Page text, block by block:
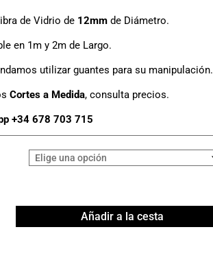
de Vidrio de 12mmde Diámetro.
en 1m y 2m de Largo.
utilizar guantes para su manipulación.
Cortes a Medida, consulta precios.
+34 678 703 715
Añadir a la cesta